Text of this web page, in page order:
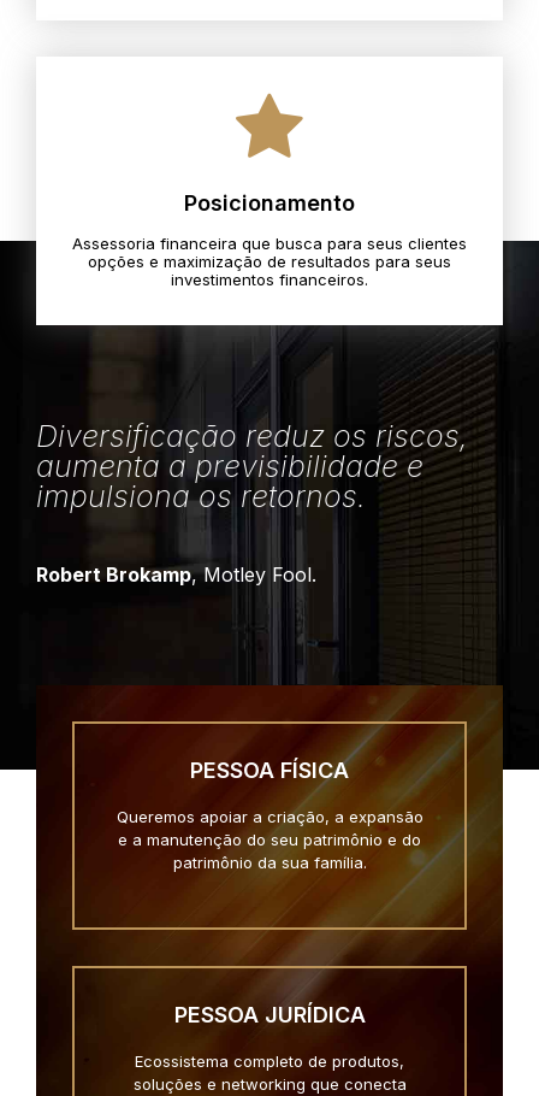
Posicionamento
Assessoria financeira que busca para seus clientes
opções e maximização de resultados para seus
investimentos financeiros.
Diversificação reduz os riscos,
aumenta a previsibilidade e
impulsiona os retornos.
Robert Brokamp, Motley Fool.
PESSOA FÍSICA
Queremos apoiar a criação, a expansão
e a manutenção do seu patrimônio e do
patrimônio da sua família.
PESSOA JURÍDICA
Ecossistema completo de produtos,
soluções e networking que conecta